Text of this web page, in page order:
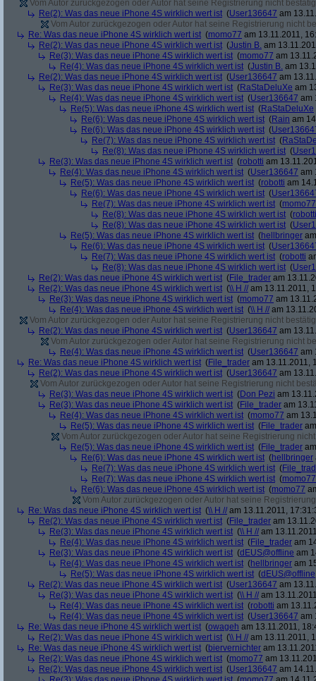
Vom Autor zurückgezogen oder Autor hat seine Registrierung nicht
Re(2): Was das neue iPhone 4S wirklich wert ist (User136647 am
Vom Autor zurückgezogen oder Autor hat seine Registrierung nicht
Re: Was das neue iPhone 4S wirklich wert ist (momo77 am 13.11.2011,
Re(2): Was das neue iPhone 4S wirklich wert ist (Justin B. am
Re(3): Was das neue iPhone 4S wirklich wert ist (momo77 am
Re(4): Was das neue iPhone 4S wirklich wert ist (Justin B. am
Re(2): Was das neue iPhone 4S wirklich wert ist (User136647 am
Re(3): Was das neue iPhone 4S wirklich wert ist (RaStaDeluXe am
Re(4): Was das neue iPhone 4S wirklich wert ist (User136647 am
Re(5): Was das neue iPhone 4S wirklich wert ist (RaStaDeluXe
Re(6): Was das neue iPhone 4S wirklich wert ist (Rain am
Re(6): Was das neue iPhone 4S wirklich wert ist (
Re(7): Was das neue iPhone 4S wirklich wert ist (
Re(8): Was das neue iPhone 4S wirklich wert ist (
Re(3): Was das neue iPhone 4S wirklich wert ist (robotti am
Re(4): Was das neue iPhone 4S wirklich wert ist (User136647 am
Re(5): Was das neue iPhone 4S wirklich wert ist (robotti am
Re(6): Was das neue iPhone 4S wirklich wert ist (
Re(7): Was das neue iPhone 4S wirklich wert ist (momo77
Re(8): Was das neue iPhone 4S wirklich wert ist (robotti
Re(8): Was das neue iPhone 4S wirklich wert ist (
Re(5): Was das neue iPhone 4S wirklich wert ist (hellbringer
Re(6): Was das neue iPhone 4S wirklich wert ist (
Re(7): Was das neue iPhone 4S wirklich wert ist (robotti
Re(8): Was das neue iPhone 4S wirklich wert ist (
Re(2): Was das neue iPhone 4S wirklich wert ist (File_trader am
Re(2): Was das neue iPhone 4S wirklich wert ist (\\ H // am 13.11.2011,
Re(3): Was das neue iPhone 4S wirklich wert ist (momo77 am
Re(4): Was das neue iPhone 4S wirklich wert ist (\\ H // am
Vom Autor zurückgezogen oder Autor hat seine Registrierung nicht
Re(2): Was das neue iPhone 4S wirklich wert ist (User136647 am
Vom Autor zurückgezogen oder Autor hat seine Registrierung nicht
Re(4): Was das neue iPhone 4S wirklich wert ist (User136647 am
Re: Was das neue iPhone 4S wirklich wert ist (File_trader am 13.11.2011,
Re(2): Was das neue iPhone 4S wirklich wert ist (User136647 am
Vom Autor zurückgezogen oder Autor hat seine Registrierung nicht
Re(3): Was das neue iPhone 4S wirklich wert ist (Don Pezi am
Re(3): Was das neue iPhone 4S wirklich wert ist (File_trader am
Re(4): Was das neue iPhone 4S wirklich wert ist (momo77 am
Re(5): Was das neue iPhone 4S wirklich wert ist (File_trader
Vom Autor zurückgezogen oder Autor hat seine Registrierung
Re(5): Was das neue iPhone 4S wirklich wert ist (File_trader
Re(6): Was das neue iPhone 4S wirklich wert ist (hellbringer
Re(7): Was das neue iPhone 4S wirklich wert ist (
Re(7): Was das neue iPhone 4S wirklich wert ist (momo77
Re(6): Was das neue iPhone 4S wirklich wert ist (momo77
Vom Autor zurückgezogen oder Autor hat seine
Re: Was das neue iPhone 4S wirklich wert ist (\\ H // am 13.11.2011,
Re(2): Was das neue iPhone 4S wirklich wert ist (File_trader am
Re(3): Was das neue iPhone 4S wirklich wert ist (\\ H // am
Re(4): Was das neue iPhone 4S wirklich wert ist (File_trader am
Re(3): Was das neue iPhone 4S wirklich wert ist (dEUS@offline am
Re(4): Was das neue iPhone 4S wirklich wert ist (hellbringer am
Re(5): Was das neue iPhone 4S wirklich wert ist (dEUS@offline
Re(2): Was das neue iPhone 4S wirklich wert ist (User136647 am
Re(3): Was das neue iPhone 4S wirklich wert ist (\\ H // am
Re(4): Was das neue iPhone 4S wirklich wert ist (robotti am
Re(4): Was das neue iPhone 4S wirklich wert ist (User136647 am
Re: Was das neue iPhone 4S wirklich wert ist (owageh am 13.11.2011,
Re(2): Was das neue iPhone 4S wirklich wert ist (\\ H // am 13.11.2011,
Re: Was das neue iPhone 4S wirklich wert ist (biervernichter am
Re(2): Was das neue iPhone 4S wirklich wert ist (momo77 am
Re(2): Was das neue iPhone 4S wirklich wert ist (User136647 am